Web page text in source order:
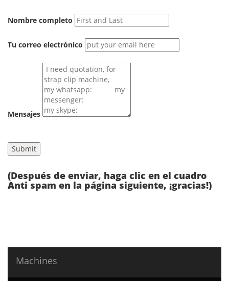
Nombre completo
Tu correo electrónico
Mensajes
(Después de enviar, haga clic en el cuadro
Anti spam en la página siguiente, ¡gracias!)
Machines